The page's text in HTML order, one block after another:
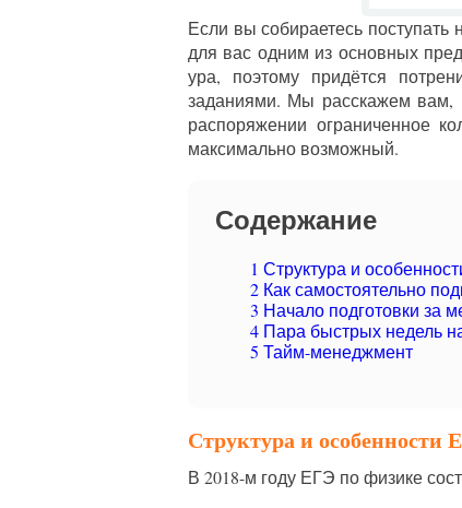
Если вы собираетесь поступать
для вас одним из основных
ура, поэтому придётся
заданиями. Мы расскажем вам,
распоряжении ограниченное
максимально возможный.
Содержание
1 Структура и
2 Как самостоятельно
3 Начало подготовки за
4 Пара быстрых недель
5 Тайм-менеджмент
Структура и особенности
В 2018-м году ЕГЭ по физике